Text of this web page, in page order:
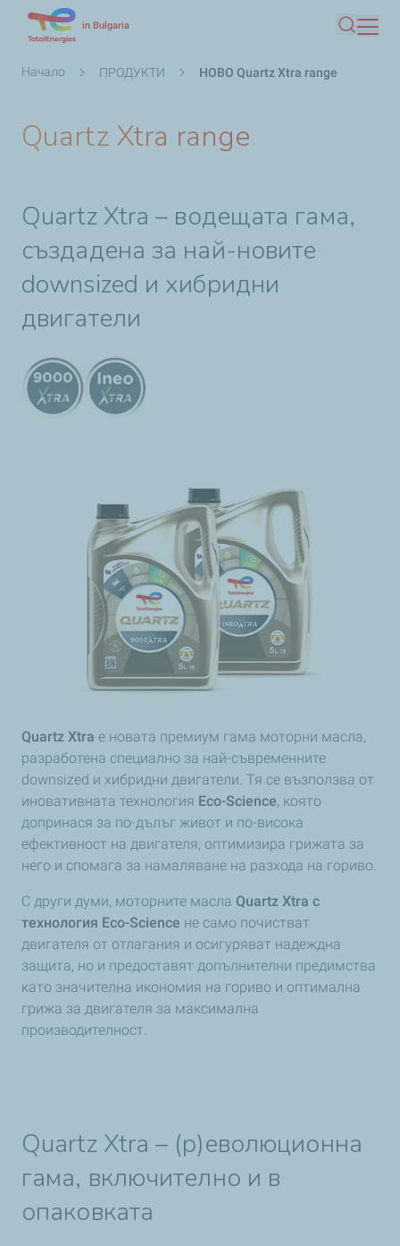
основното
in Bulgaria
Търсене
Breadcrumb
Начало ПРОДУКТИ НОВО Quartz Xtra range
Quartz Xtra range
Quartz Xtra – водещата гама,
създадена за най-новите
downsized и хибридни
двигатели
Quartz Xtra е новата премиум гама моторни масла,
разработена специално за най-съвременните
downsized и хибридни двигатели. Тя се възползва от
иновативната технология Eco-Science, която
допринася за по-дълъг живот и по-висока
ефективност на двигателя, оптимизира грижата за
него и спомага за намаляване на разхода на гориво.
С други думи, моторните масла Quartz Xtra с
технология Eco-Science не само почистват
двигателя от отлагания и осигуряват надеждна
защита, но и предоставят допълнителни предимства
като значителна икономия на гориво и оптимална
грижа за двигателя за максимална
производителност.
Quartz Xtra – (р)еволюционна
гама, включително и в
опаковката